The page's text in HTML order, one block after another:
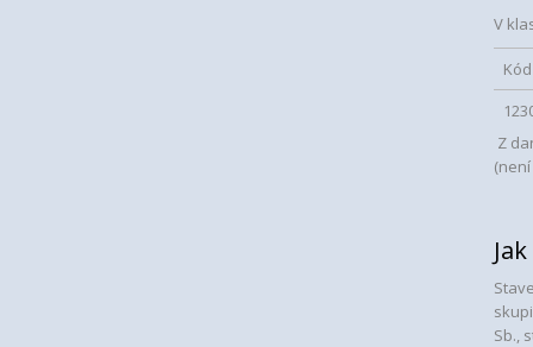
V
Z
Sb.,